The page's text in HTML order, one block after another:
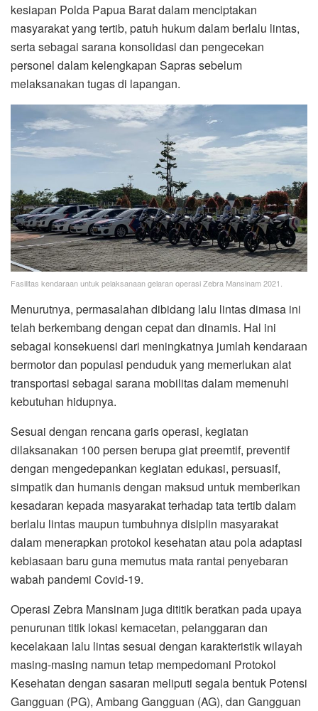
kesiapan Polda Papua Barat dalam menciptakan
masyarakat yang tertib, patuh hukum dalam berlalu lintas,
serta sebagai sarana konsolidasi dan pengecekan
personel dalam kelengkapan Sapras sebelum
melaksanakan tugas di lapangan.
Fasilitas kendaraan untuk pelaksanaan gelaran operasi Zebra Mansinam 2021.
Menurutnya, permasalahan dibidang lalu lintas dimasa ini
telah berkembang dengan cepat dan dinamis. Hal ini
sebagai konsekuensi dari meningkatnya jumlah kendaraan
bermotor dan populasi penduduk yang memerlukan alat
transportasi sebagai sarana mobilitas dalam memenuhi
kebutuhan hidupnya.
Sesuai dengan rencana garis operasi, kegiatan
dilaksanakan 100 persen berupa giat preemtif, preventif
dengan mengedepankan kegiatan edukasi, persuasif,
simpatik dan humanis dengan maksud untuk memberikan
kesadaran kepada masyarakat terhadap tata tertib dalam
berlalu lintas maupun tumbuhnya disiplin masyarakat
dalam menerapkan protokol kesehatan atau pola adaptasi
kebiasaan baru guna memutus mata rantai penyebaran
wabah pandemi Covid-19.
Operasi Zebra Mansinam juga dititik beratkan pada upaya
penurunan titik lokasi kemacetan, pelanggaran dan
kecelakaan lalu lintas sesuai dengan karakteristik wilayah
masing-masing namun tetap mempedomani Protokol
Kesehatan dengan sasaran meliputi segala bentuk Potensi
Gangguan (PG), Ambang Gangguan (AG), dan Gangguan